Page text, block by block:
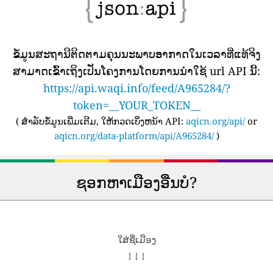
ຂໍ້​ມູນ​ສະ​ຖາ​ນີ​ຕິດ​ຕາມ​ຄຸນ​ນະ​ພາບ​ອາ​ກາດ​ໃນ​ເວ​ລາ​ທີ່​ແທ້​ຈິງ​
ສາ​ມາດ​ເຂົ້າ​ເຖິງ​ເປັນ​ໂຄງ​ການ​ໂດຍ​ການ​ນໍາ​ໃຊ້ url API ນີ້​:
https://api.waqi.info/feed/A965284/?
token=__YOUR_TOKEN__
( ສໍາລັບຂໍ້ມູນເພີ່ມເຕີມ, ໃຫ້ກວດເບິ່ງຫນ້າ API: aqicn.org/api/or
aqicn.org/data-platform/api/A965284/)
ຊອກຫາເມືອງອື່ນບໍ?
ໃສ່ຊື່ເມືອງ
↓ ↓ ↓